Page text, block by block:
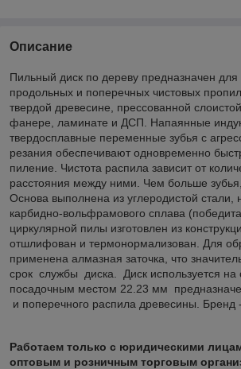
Описание
Пильный диск по дереву предназначен
продольных и поперечных чистовых
твердой древесине, прессованной
фанере, ламинате и ДСП. Напаянные
твердосплавные переменные зубья с
резания обеспечивают одновременно
пиление. Чистота распила зависит от
расстояния между ними. Чем больше
Основа выполнена из углеродистой стали,
карбидно-вольфрамового сплава
циркулярной пилы изготовлен из
отшлифован и термонормализован. Для
применена алмазная заточка, что
срок службы диска. Диск используется
посадочным местом 22.23 мм
и поперечного распила древесины. Бренд
Работаем только с юридическими
оптовым и розничным торговым